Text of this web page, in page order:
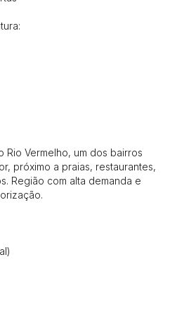
Vermelho, um dos bairros
próximo a praias, restaurantes,
Região com alta demanda e